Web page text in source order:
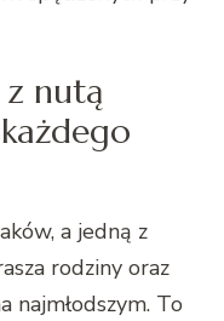
nutą
a jedną z
rodziny oraz
najmłodszym. To